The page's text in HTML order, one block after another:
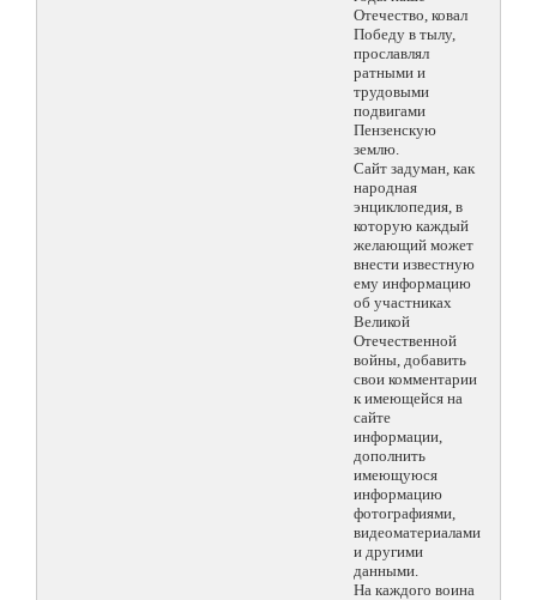
Отечество, ковал
Победу в тылу,
прославлял
ратными и
трудовыми
подвигами
Пензенскую
землю.
Сайт задуман, как
народная
энциклопедия, в
которую каждый
желающий может
внести известную
ему информацию
об участниках
Великой
Отечественной
войны, добавить
свои комментарии
к имеющейся на
сайте
информации,
дополнить
имеющуюся
информацию
фотографиями,
видеоматериалами
и другими
данными.
На каждого воина